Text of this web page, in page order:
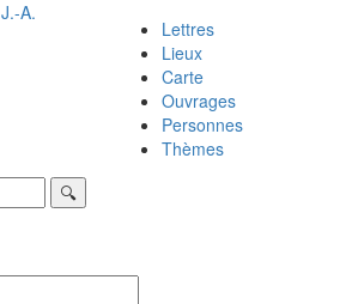
J.-A.
Lettres
Lieux
Carte
Ouvrages
Personnes
Thèmes